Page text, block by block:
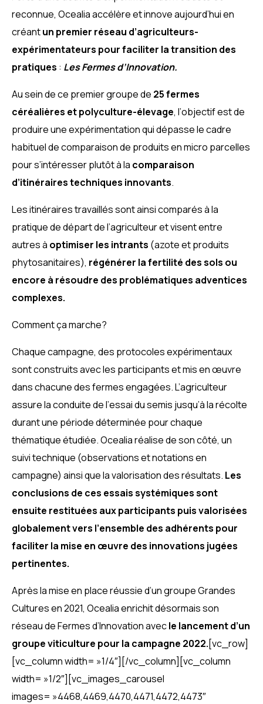
reconnue, Ocealia accélère et innove aujourd’hui en
créantun premier réseau d’agriculteurs-
expérimentateurs pour faciliter la transition des
pratiques : Les Fermes d’Innovation.
Au sein de ce premier groupe de 25 fermes
céréalières et polyculture-élevage, l’objectif est de
produire une expérimentation qui dépasse le cadre
habituel de comparaison de produits en micro parcelles
pour s’intéresser plutôt à la comparaison
d’itinéraires techniques innovants.
Les itinéraires travaillés sont ainsi comparés à la
pratique de départ de l’agriculteur et visent entre
autres à optimiser les intrants (azote et produits
phytosanitaires), régénérer la fertilité des sols ou
encore à résoudre des problématiques adventices
complexes.
Comment ça marche?
Chaque campagne, des protocoles expérimentaux
sont construits avec les participants et mis en œuvre
dans chacune des fermes engagées. L’agriculteur
assure la conduite de l’essai du semis jusqu’à la récolte
durant une période déterminée pour chaque
thématique étudiée. Ocealia réalise de son côté, un
suivi technique (observations et notations en
campagne) ainsi que la valorisation des résultats. Les
conclusions de ces essais systémiques sont
ensuite restituées aux participants puis valorisées
globalement vers l’ensemble des adhérents pour
faciliter la mise en œuvre des innovations jugées
pertinentes.
Après la mise en place réussie d’un groupe Grandes
Cultures en 2021, Ocealia enrichit désormais son
réseau de Fermes d’Innovation avecle lancement d’un
groupe viticulture pour la campagne 2022.[vc_row]
[vc_column width= »1/4″][/vc_column][vc_column
width= »1/2″][vc_images_carousel
images= »4468,4469,4470,4471,4472,4473″